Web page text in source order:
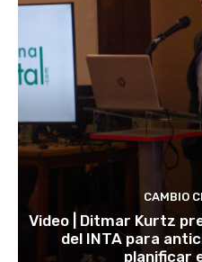
CAMBIO
Video | Ditmar Kurtz
del INTA para
planificar